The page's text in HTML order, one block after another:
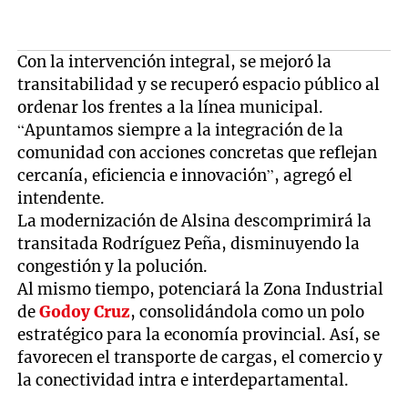
Con la intervención integral, se mejoró la
transitabilidad y se recuperó espacio público al
ordenar los frentes a la línea municipal.
“Apuntamos siempre a la integración de la
comunidad con acciones concretas que reflejan
cercanía, eficiencia e innovación”, agregó el
intendente.
La modernización de Alsina descomprimirá la
transitada Rodríguez Peña, disminuyendo la
congestión y la polución.
Al mismo tiempo, potenciará la Zona Industrial
deGodoy Cruz, consolidándola como un polo
estratégico para la economía provincial. Así, se
favorecen el transporte de cargas, el comercio y
la conectividad intra e interdepartamental.